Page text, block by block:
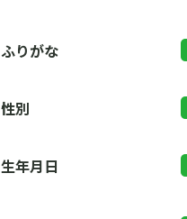
ふりがな
性別
生年月日